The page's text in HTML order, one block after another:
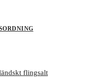
flingsalt